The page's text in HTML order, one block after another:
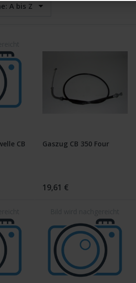
A bis Z
CB
Gaszug CB 350 Four
19,61 €